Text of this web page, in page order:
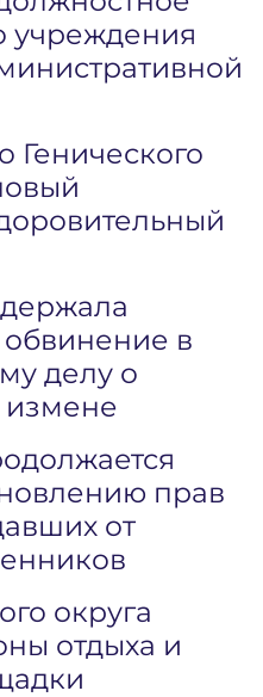
учреждения
Генического
обвинение в
делу о
измене
прав
от
округа
отдыха и